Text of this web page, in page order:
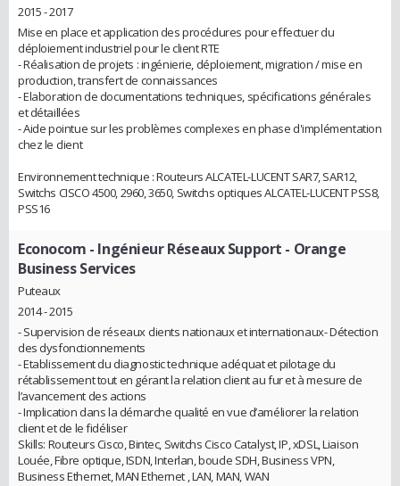
2015 - 2017
Mise en place et application des procédures pour effectuer du
déploiement industriel pour le client RTE
- Réalisation de projets : ingénierie, déploiement, migration / mise en
production, transfert de connaissances
- Elaboration de documentations techniques, spécifications générales
et détaillées
- Aide pointue sur les problèmes complexes en phase d'implémentation
chez le client
Environnement technique : Routeurs ALCATEL-LUCENT SAR7, SAR12,
Switchs CISCO 4500, 2960, 3650, Switchs optiques ALCATEL-LUCENT PSS8,
PSS16
Econocom - Ingénieur Réseaux Support - Orange
Business Services
Puteaux
2014 - 2015
- Supervision de réseaux clients nationaux et internationaux- Détection
des dysfonctionnements
- Etablissement du diagnostic technique adéquat et pilotage du
rétablissement tout en gérant la relation client au fur et à mesure de
l’avancement des actions
- Implication dans la démarche qualité en vue d’améliorer la relation
client et de le fidéliser
Skills: Routeurs Cisco, Bintec, Switchs Cisco Catalyst, IP, xDSL, Liaison
Louée, Fibre optique, ISDN, Interlan, boucle SDH, Business VPN,
Business Ethernet, MAN Ethernet , LAN, MAN, WAN